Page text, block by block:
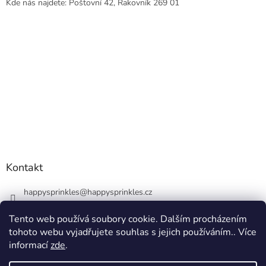
Tento web používá soubory cookie. Dalším procházením
tohoto webu vyjadřujete souhlas s jejich používáním.. Více
informacízde.
Kde nás najdete: Poštovní 42, Rakovník 269 01
Kontakt
happysprinkles@happysprinkles.cz